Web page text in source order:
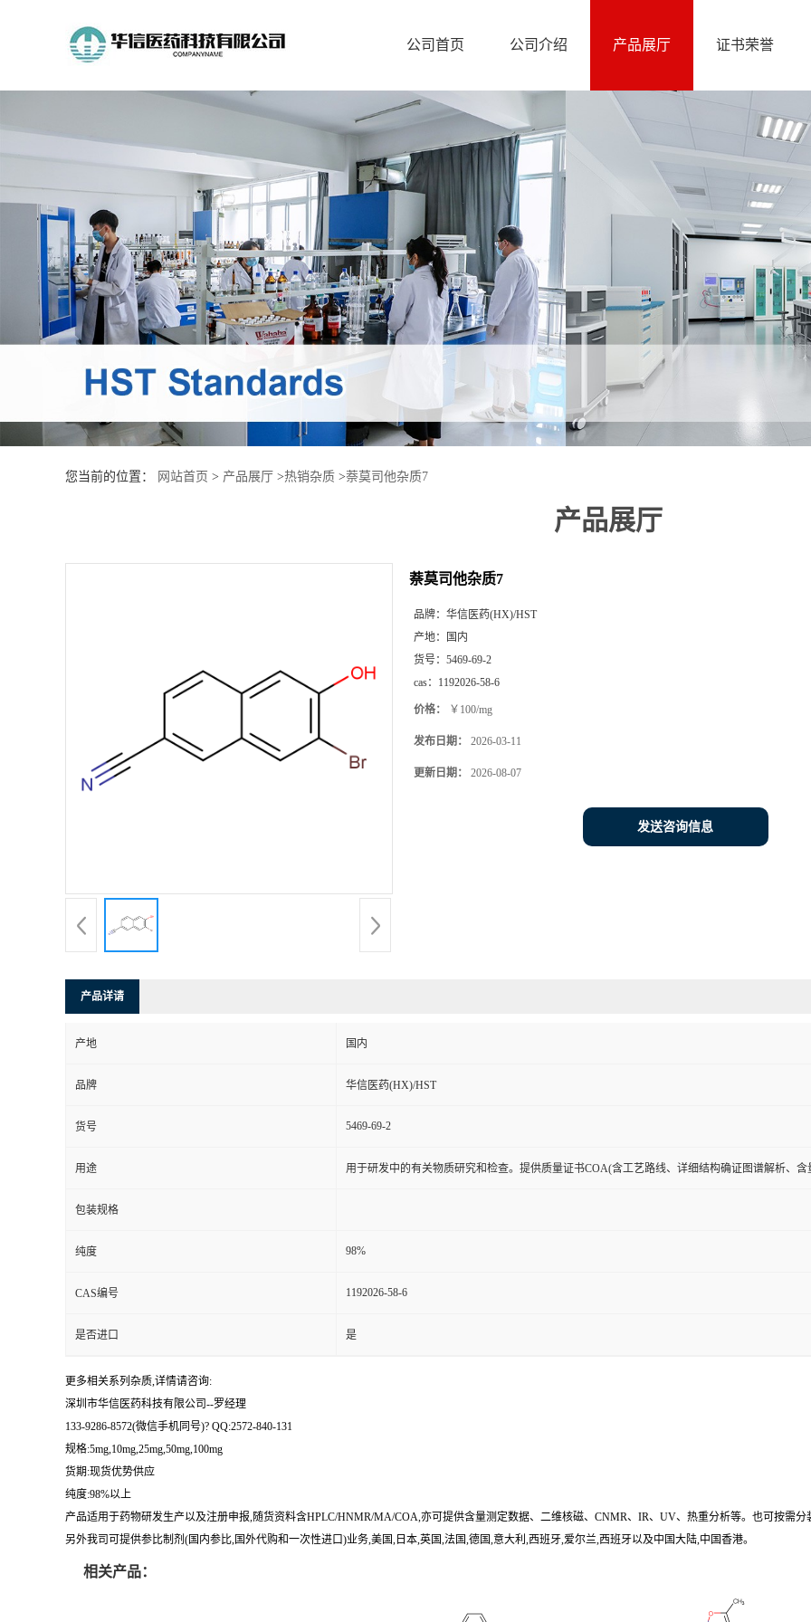
页
司
介
公司首页 公司介绍 产品展厅 证书荣誉
您当前的位置： 网站首页 > 产品展厅 >热销杂质 >萘莫司他杂质7
产品展厅
萘莫司他杂质7
品牌： 华信医药(HX)/HST
产地：
国内
货号： 5469-69-2
cas： 1192026-58-6
价格： ￥100/mg
发布日期： 2026-03-11
更新日期： 2026-08-07
发送咨询信息
产品详请
产地 国内
品牌 华信医药(HX)/HST
货号 5469-69-2
用途 用于研发中的有关物质研究和检查。提供质量证书COA(含工艺路线、详细结构确证图谱解析、含
包装规格
纯度 98%
CAS编号 1192026-58-6
是否进口 是
更多相关系列杂质,详情请咨询:
深圳市华信医药科技有限公司--罗经理
133-9286-8572(微信手机同号)? QQ:2572-840-131
规格:5mg,10mg,25mg,50mg,100mg
货期:现货优势供应
纯度:98%以上
产品适用于药物研发生产以及注册申报,随货资料含HPLC/HNMR/MA/COA,亦可提供含量测定数据、二维核磁、CNMR、IR、UV、热重分析等。也可按需分
另外我司可提供参比制剂(国内参比,国外代购和一次性进口)业务,美国,日本,英国,法国,德国,意大利,西班牙,爱尔兰,西班牙以及中国大陆,中国香港。
相关产品：